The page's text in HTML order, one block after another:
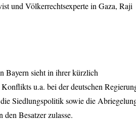
und Völkerrechtsexperte in Gaza, Raji
Bayern sieht in ihrer kürzlich
u.a. bei der deutschen
Siedlungspolitik sowie die
Besatzer zulasse.